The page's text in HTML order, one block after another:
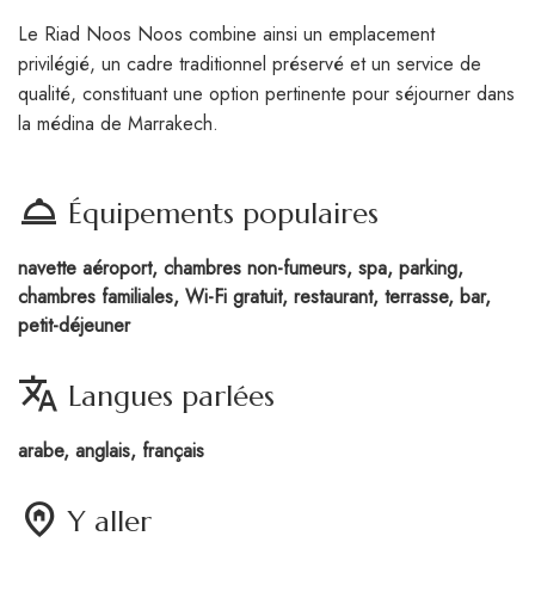
Le Riad Noos Noos combine ainsi un emplacement
privilégié, un cadre traditionnel préservé et un service de
qualité, constituant une option pertinente pour séjourner dans
la médina de Marrakech.
room_service Équipements populaires
navette aéroport, chambres non-fumeurs, spa, parking,
chambres familiales, Wi-Fi gratuit, restaurant, terrasse, bar,
petit-déjeuner
translate Langues parlées
arabe, anglais, français
home_pin Y aller